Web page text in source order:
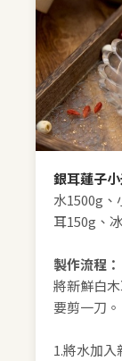
銀耳蓮子
水1500g
耳150g、
製作流程：
將新鮮白
要剪一刀。
1.將水加